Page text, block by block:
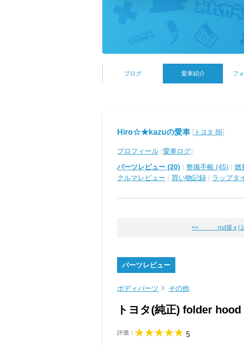
ブログ 愛車紹介 フ
Hiro☆★kazuの愛車 [ トヨタ 86]
プロフィール (愛車ログ)
パーツレビュー (20) | 整備手帳 (45) | 燃
クルマレビュー | 買い物記録 | ラップタ
<< nut屋 x |
パーツレビュー
ボディパーツ その他
トヨタ(純正) folder
評価： 5